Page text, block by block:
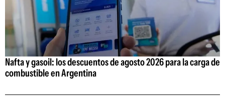
Nafta y gasoil: los descuentos de agosto 2026 para la carga de
combustible en Argentina